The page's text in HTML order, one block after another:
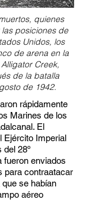
quienes
posiciones de
Unidos, los
de arena en la
Creek,
de la batalla
de 1942.
rápidamente
Marines de los
El
Ejército Imperial
28º
fueron enviados
para contraatacar
se habían
aéreo